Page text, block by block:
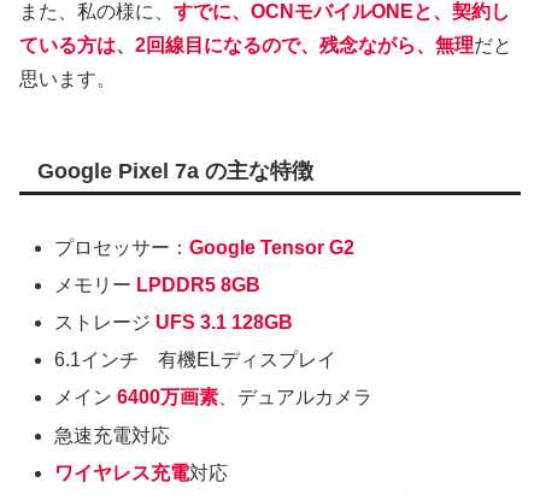
また、私の様に、 すでに、OCNモバイルONEと、契約し
ている方は、2回線目になるので、残念ながら、無理だと
思います。
Google Pixel 7a の主な特徴
プロセッサー：Google Tensor G2
メモリー LPDDR5 8GB
ストレージ UFS 3.1 128GB
6.1インチ 有機ELディスプレイ
メイン6400万画素 、デュアルカメラ
急速充電対応
ワイヤレス充電対応